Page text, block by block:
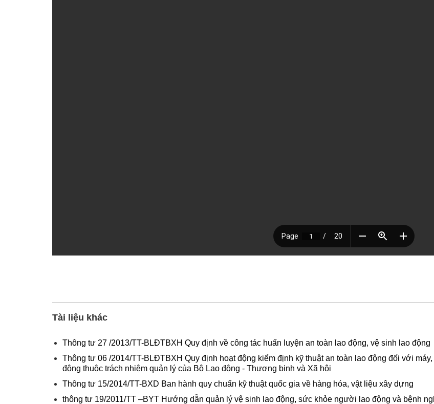
Tài liệu khác
Thông tư 27 /2013/TT-BLĐTBXH Quy định về công tác huấn luyện an toàn lao động, vệ sinh lao động
Thông tư 06 /2014/TT-BLĐTBXH Quy định hoạt động kiểm định kỹ thuật an toàn lao động đối với
động thuộc trách nhiệm quản lý của Bộ Lao động - Thương binh và Xã hội
Thông tư 15/2014/TT-BXD Ban hành quy chuẩn kỹ thuật quốc gia về hàng hóa, vật liệu xây dựng
thông tư 19/2011/TT –BYT Hướng dẫn quản lý vệ sinh lao động, sức khỏe người lao động và bệnh